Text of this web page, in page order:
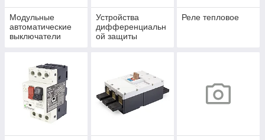
Модульные
автоматические
выключатели
Устройства
дифференциальн
ой защиты
Реле тепловое